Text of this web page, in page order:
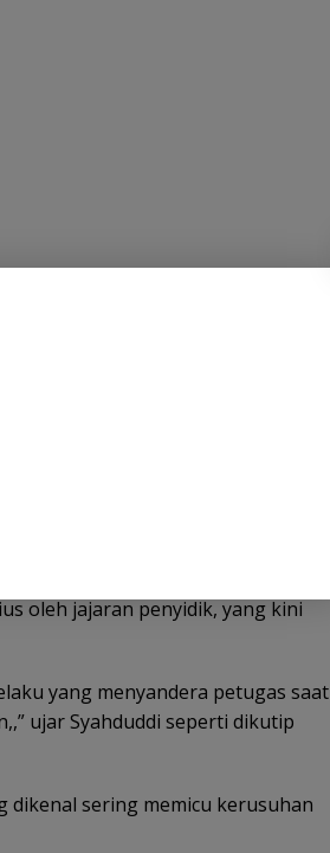
Undip usai kericuhan
pihaknya masih memburu
oleh jajaran penyidik, yang kini
yang menyandera petugas saat
ujar Syahduddi seperti dikutip
sering memicu kerusuhan